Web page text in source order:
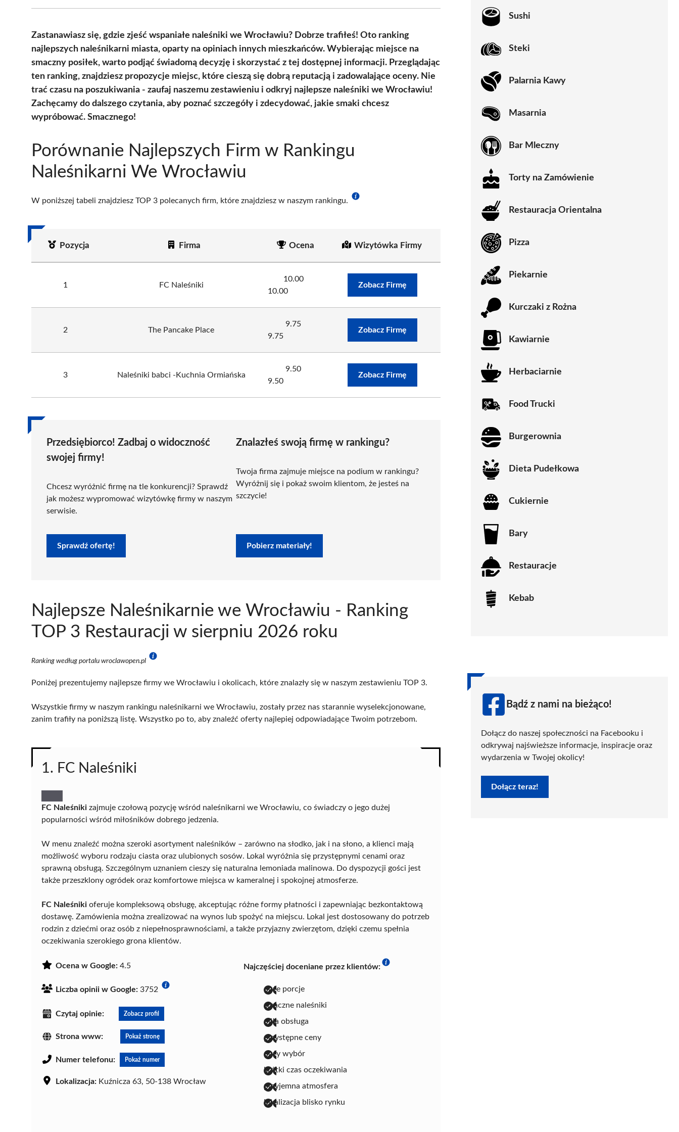
(Twitter)
Zastanawiasz się, gdzie zjeść wspaniałe naleśniki we Wrocławiu? Dobrze trafiłeś! Oto ranking
najlepszych naleśnikarni miasta, oparty na opiniach innych mieszkańców. Wybierając miejsce na
smaczny posiłek, warto podjąć świadomą decyzję i skorzystać z tej dostępnej informacji. Przeglądając
ten ranking, znajdziesz propozycje miejsc, które cieszą się dobrą reputacją i zadowalające oceny. Nie
trać czasu na poszukiwania - zaufaj naszemu zestawieniu i odkryj najlepsze naleśniki we Wrocławiu!
Zachęcamy do dalszego czytania, aby poznać szczegóły i zdecydować, jakie smaki chcesz
wypróbować. Smacznego!
Porównanie Najlepszych Firm w Rankingu
Naleśnikarni We Wrocławiu
W poniższej tabeli znajdziesz TOP 3 polecanych firm, które znajdziesz w naszym rankingu.
Pozycja Firma Ocena Wizytówka Firmy
1 FC Naleśniki
10.00
10.00
Zobacz Firmę
2 The Pancake Place
9.75
9.75
Zobacz Firmę
3 Naleśniki babci -Kuchnia Ormiańska
9.50
9.50
Zobacz Firmę
Przedsiębiorco! Zadbaj o widoczność
swojej firmy!
Chcesz wyróżnić firmę na tle konkurencji? Sprawdź
jak możesz wypromować wizytówkę firmy w naszym
serwisie.
Sprawdź ofertę!
Znalazłeś swoją firmę w rankingu?
Twoja firma zajmuje miejsce na podium w rankingu?
Wyróżnij się i pokaż swoim klientom, że jesteś na
szczycie!
Pobierz materiały!
Najlepsze Naleśnikarnie we Wrocławiu - Ranking
TOP 3 Restauracji w sierpniu 2026 roku
Ranking według portalu wroclawopen.pl
Poniżej prezentujemy najlepsze firmy we Wrocławiu i okolicach, które znalazły się w naszym zestawieniu TOP 3.
Wszystkie firmy w naszym rankingu naleśnikarni we Wrocławiu, zostały przez nas starannie wyselekcjonowane,
zanim trafiły na poniższą listę. Wszystko po to, aby znaleźć oferty najlepiej odpowiadające Twoim potrzebom.
1. FC Naleśniki
FC Naleśniki zajmuje czołową pozycję wśród naleśnikarni we Wrocławiu, co świadczy o jego dużej
popularności wśród miłośników dobrego jedzenia.
W menu znaleźć można szeroki asortyment naleśników – zarówno na słodko, jak i na słono, a klienci mają
możliwość wyboru rodzaju ciasta oraz ulubionych sosów. Lokal wyróżnia się przystępnymi cenami oraz
sprawną obsługą. Szczególnym uznaniem cieszy się naturalna lemoniada malinowa. Do dyspozycji gości jest
także przeszklony ogródek oraz komfortowe miejsca w kameralnej i spokojnej atmosferze.
FC Naleśniki oferuje kompleksową obsługę, akceptując różne formy płatności i zapewniając bezkontaktową
dostawę. Zamówienia można zrealizować na wynos lub spożyć na miejscu. Lokal jest dostosowany do potrzeb
rodzin z dziećmi oraz osób z niepełnosprawnościami, a także przyjazny zwierzętom, dzięki czemu spełnia
oczekiwania szerokiego grona klientów.
Ocena w Google: 4.5
Liczba opinii w Google: 3752
Czytaj opinie: Zobacz profil
Strona www: Pokaż stronę
Numer telefonu: Pokaż numer
Lokalizacja: Kuźnicza 63, 50-138 Wrocław
Najczęściej doceniane przez klientów:
duże porcje
smaczne naleśniki
miła obsługa
przystępne ceny
duży wybór
krótki czas oczekiwania
przyjemna atmosfera
lokalizacja blisko rynku
Sushi
Steki
Palarnia Kawy
Masarnia
Bar Mleczny
Torty na Zamówienie
Restauracja Orientalna
Pizza
Piekarnie
Kurczaki z Rożna
Kawiarnie
Herbaciarnie
Food Trucki
Burgerownia
Dieta Pudełkowa
Cukiernie
Bary
Restauracje
Kebab
Bądź z nami na bieżąco!
Dołącz do naszej społeczności na Facebooku i
odkrywaj najświeższe informacje, inspiracje oraz
wydarzenia w Twojej okolicy!
Dołącz teraz!